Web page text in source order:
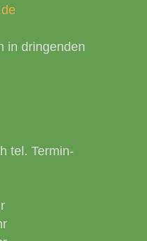
in dringenden
tel. Termin-